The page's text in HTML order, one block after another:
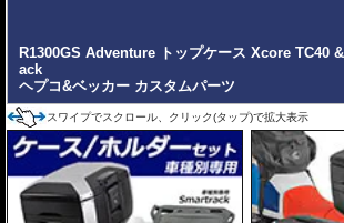
R1300GS Adventure トップケース Xcore TC40
ack
ヘプコ&ベッカー カスタムパーツ
スワイプでスクロール、クリック(タップ)で拡大表示